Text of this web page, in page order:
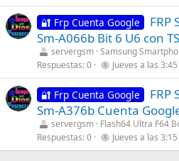
🔐 Frp Cuenta Google
FRP
Sm-A066b Bit 6 U6 con
servergsm Samsung
Respuestas 0 Jueves a las
🔐 Frp Cuenta Google
FRP
Sm-A376b Cuenta
servergsm Flash64 Ultra F64
Respuestas 0 Jueves a las